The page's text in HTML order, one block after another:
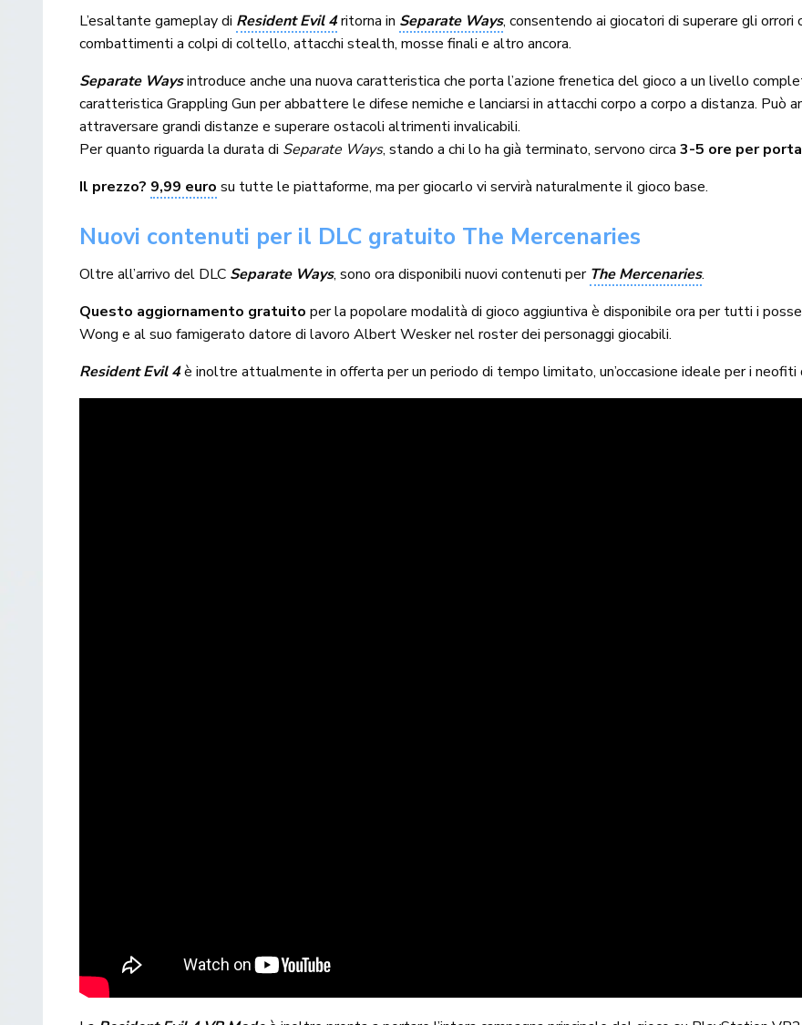
L’esaltante gameplay di Resident Evil 4ritorna in Separate Ways, consentendo ai giocatori di superare gli
combattimenti a colpi di coltello, attacchi stealth, mosse finali e altro ancora.
Separate Waysintroduce anche una nuova caratteristica che porta l’azione frenetica del gioco a un livello
caratteristica Grappling Gun per abbattere le difese nemiche e lanciarsi in attacchi corpo a corpo a distanza.
attraversare grandi distanze e superare ostacoli altrimenti invalicabili.
Per quanto riguarda la durata di Separate Ways, stando a chi lo ha già terminato, servono circa 3-5 ore per
Il prezzo? 9,99 euro su tutte le piattaforme, ma per giocarlo vi servirà naturalmente il gioco base.
Nuovi contenuti per il DLC gratuito The Mercenaries
Oltre all’arrivo del DLC Separate Ways, sono ora disponibili nuovi contenuti per The Mercenaries.
Questo aggiornamento gratuito per la popolare modalità di gioco aggiuntiva è disponibile ora per tutti i
Wong e al suo famigerato datore di lavoro Albert Wesker nel roster dei personaggi giocabili.
Resident Evil 4è inoltre attualmente in offerta per un periodo di tempo limitato, un’occasione ideale per i neofiti